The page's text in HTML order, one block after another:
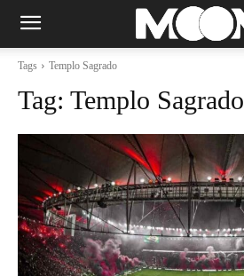
Tags Templo Sagrado
Tag: Templo Sagrado